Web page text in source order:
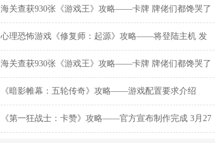
布新宣传片
海关查获930张《游戏王》攻略——卡牌 牌佬们都馋哭了
心理恐怖游戏《修复师：起源》攻略——将登陆主机 发
布新宣传片
海关查获930张《游戏王》攻略——卡牌 牌佬们都馋哭了
《暗影帷幕：五轮传奇》攻略——游戏配置要求介绍
《第一狂战士：卡赞》攻略——官方宣布制作完成 3月27